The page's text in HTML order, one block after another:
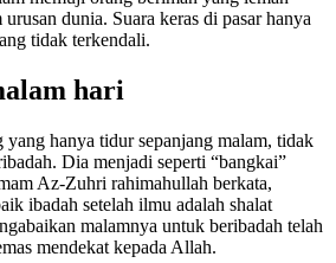
dunia. Suara keras di pasar hanya
tidak terkendali.
hari
yang hanya tidur sepanjang malam, tidak
Dia menjadi seperti “bangkai”
Az-Zuhri rahimahullah berkata,
ibadah setelah ilmu adalah shalat
malamnya untuk beribadah telah
mendekat kepada Allah.